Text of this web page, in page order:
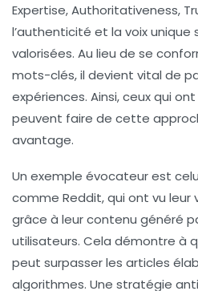
Expertise, Authoritativeness,
l’authenticité et la voix unique
valorisées. Au lieu de se
mots-clés, il devient vital de
expériences. Ainsi, ceux qui
peuvent faire de cette
avantage.
Un exemple évocateur est
comme Reddit, qui ont vu leur
grâce à leur contenu généré
utilisateurs. Cela démontre à
peut surpasser les articles
algorithmes. Une stratégie